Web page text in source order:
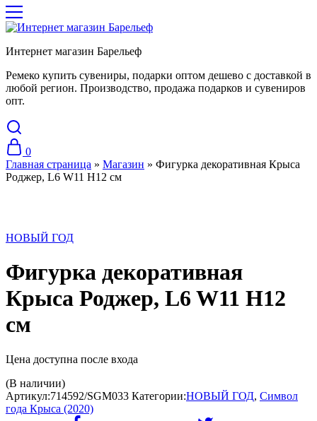
Интернет магазин Барельеф
Ремеко купить сувениры, подарки оптом дешево с доставкой в
любой регион. Производство, продажа подарков и сувениров
опт.
0
Главная страница » Магазин » Фигурка декоративная Крыса
Роджер, L6 W11 H12 см
НОВЫЙ ГОД
Фигурка декоративная
Крыса Роджер, L6 W11 H12
см
Цена доступна после входа
(В наличии)
Артикул:714592/SGM033 Категории:НОВЫЙ ГОД, Символ
года Крыса (2020)